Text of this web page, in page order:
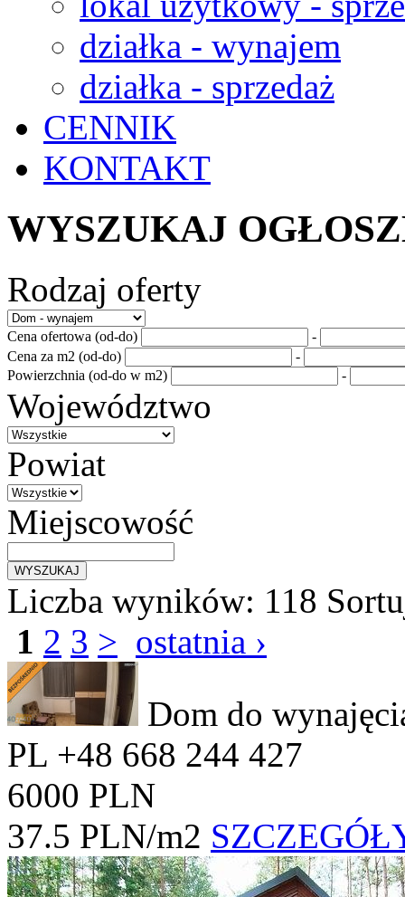
działka - wynajem
działka - sprzedaż
CENNIK
KONTAKT
WYSZUKAJ
Rodzaj oferty
Cena ofertowa (od-do)
-
Cena za m2 (od-do)
-
Powierzchnia (od-do w m2)
-
Województwo
Powiat
Miejscowość
Liczba wyników: 118
1 2 3 > ostatnia ›
Dom do
PL +48 668 244 427
6000 PLN
37.5 PLN/m2